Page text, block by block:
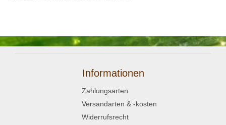
Informationen
Zahlungsarten
Versandarten & -kosten
Widerrufsrecht